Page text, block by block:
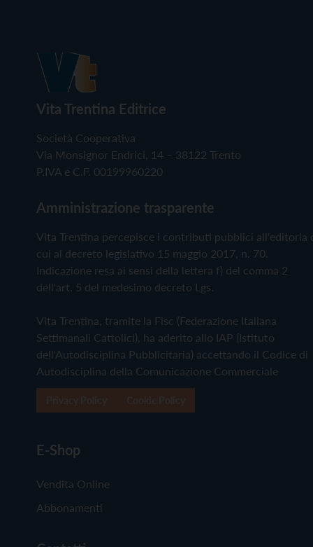
Vita Trentina Editrice
Società Cooperativa
Via Monsignor Endrici, 14 – 38122 Trento
P.IVA e C.F. 00199960220
Amministrazione trasparente
Vita Trentina percepisce i contributi pubblici all'editoria
cui al decreto legislativo 15 maggio 2017, n. 70.
Indicazione resa ai sensi della lettera f) del comma 2
dell'art. 5 del medesimo decreto Lgs.
Vita Trentina, tramite la Fisc (Federazione Italiana
Settimanali Cattolici), ha aderito allo IAP (Istituto
dell'Autodisciplina Pubblicitaria) accettando il Codice di
Autodisciplina della Comunicazione Commerciale
E-Shop
Vendita Online
Abbonamenti